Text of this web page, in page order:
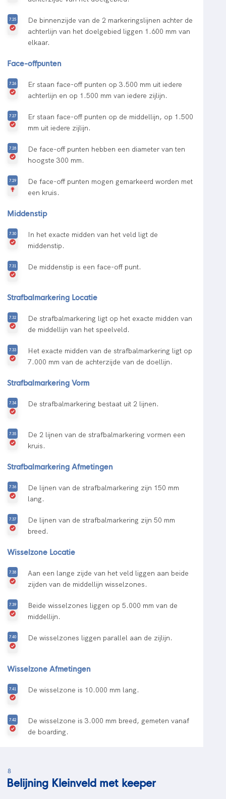
De binnenzijde van de 2 markeringslijnen achter de
achterlijn van het doelgebied liggen 1.600 mm van
elkaar.
Face-offpunten
Er staan face-off punten op 3.500 mm uit iedere
achterlijn en op 1.500 mm van iedere zijlijn.
Er staan face-off punten op de middellijn, op 1.500
mm uit iedere zijlijn.
De face-off punten hebben een diameter van ten
hoogste 300 mm.
De face-off punten mogen gemarkeerd worden met
een kruis.
Middenstip
In het exacte midden van het veld ligt de
middenstip.
De middenstip is een face-off punt.
Strafbalmarkering Locatie
De strafbalmarkering ligt op het exacte midden van
de middellijn van het speelveld.
Het exacte midden van de strafbalmarkering ligt op
7.000 mm van de achterzijde van de doellijn.
Strafbalmarkering Vorm
De strafbalmarkering bestaat uit 2 lijnen.
De 2 lijnen van de strafbalmarkering vormen een
kruis.
Strafbalmarkering Afmetingen
De lijnen van de strafbalmarkering zijn 150 mm
lang.
De lijnen van de strafbalmarkering zijn 50 mm
breed.
Wisselzone Locatie
Aan een lange zijde van het veld liggen aan beide
zijden van de middellijn wisselzones.
Beide wisselzones liggen op 5.000 mm van de
middellijn.
De wisselzones liggen parallel aan de zijlijn.
Wisselzone Afmetingen
De wisselzone is 10.000 mm lang.
De wisselzone is 3.000 mm breed, gemeten vanaf
de boarding.
8
Belijning Kleinveld met keeper